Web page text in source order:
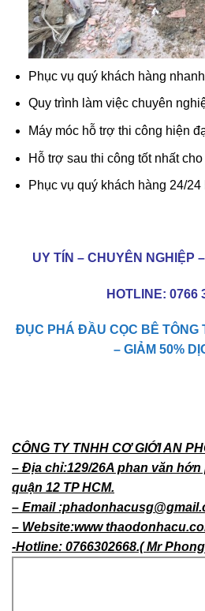
Phục vụ quý khách hàng
Quy trình làm việc chuyên
Máy móc hỗ trợ thi công hiện
Hỗ trợ sau thi công tốt nhất
Phục vụ quý khách hàng 24/24
UY TÍN – CHUYÊN NGHIỆP
HOTLINE: 0766
ĐỤC PHÁ ĐẦU CỌC BÊ TÔNG
– GIẢM 50%
CÔNG TY TNHH CƠ GIỚI AN
– Địa chỉ:129/26A phan văn
quận 12 TP HCM.
– Email
– Website:www
-Hotline: 0766302668.( Mr